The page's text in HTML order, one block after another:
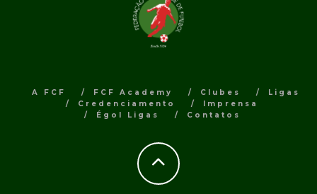
A FCF FCF Academy Clubes
Ligas
Credenciamento
Imprensa
Égol Ligas
Contatos